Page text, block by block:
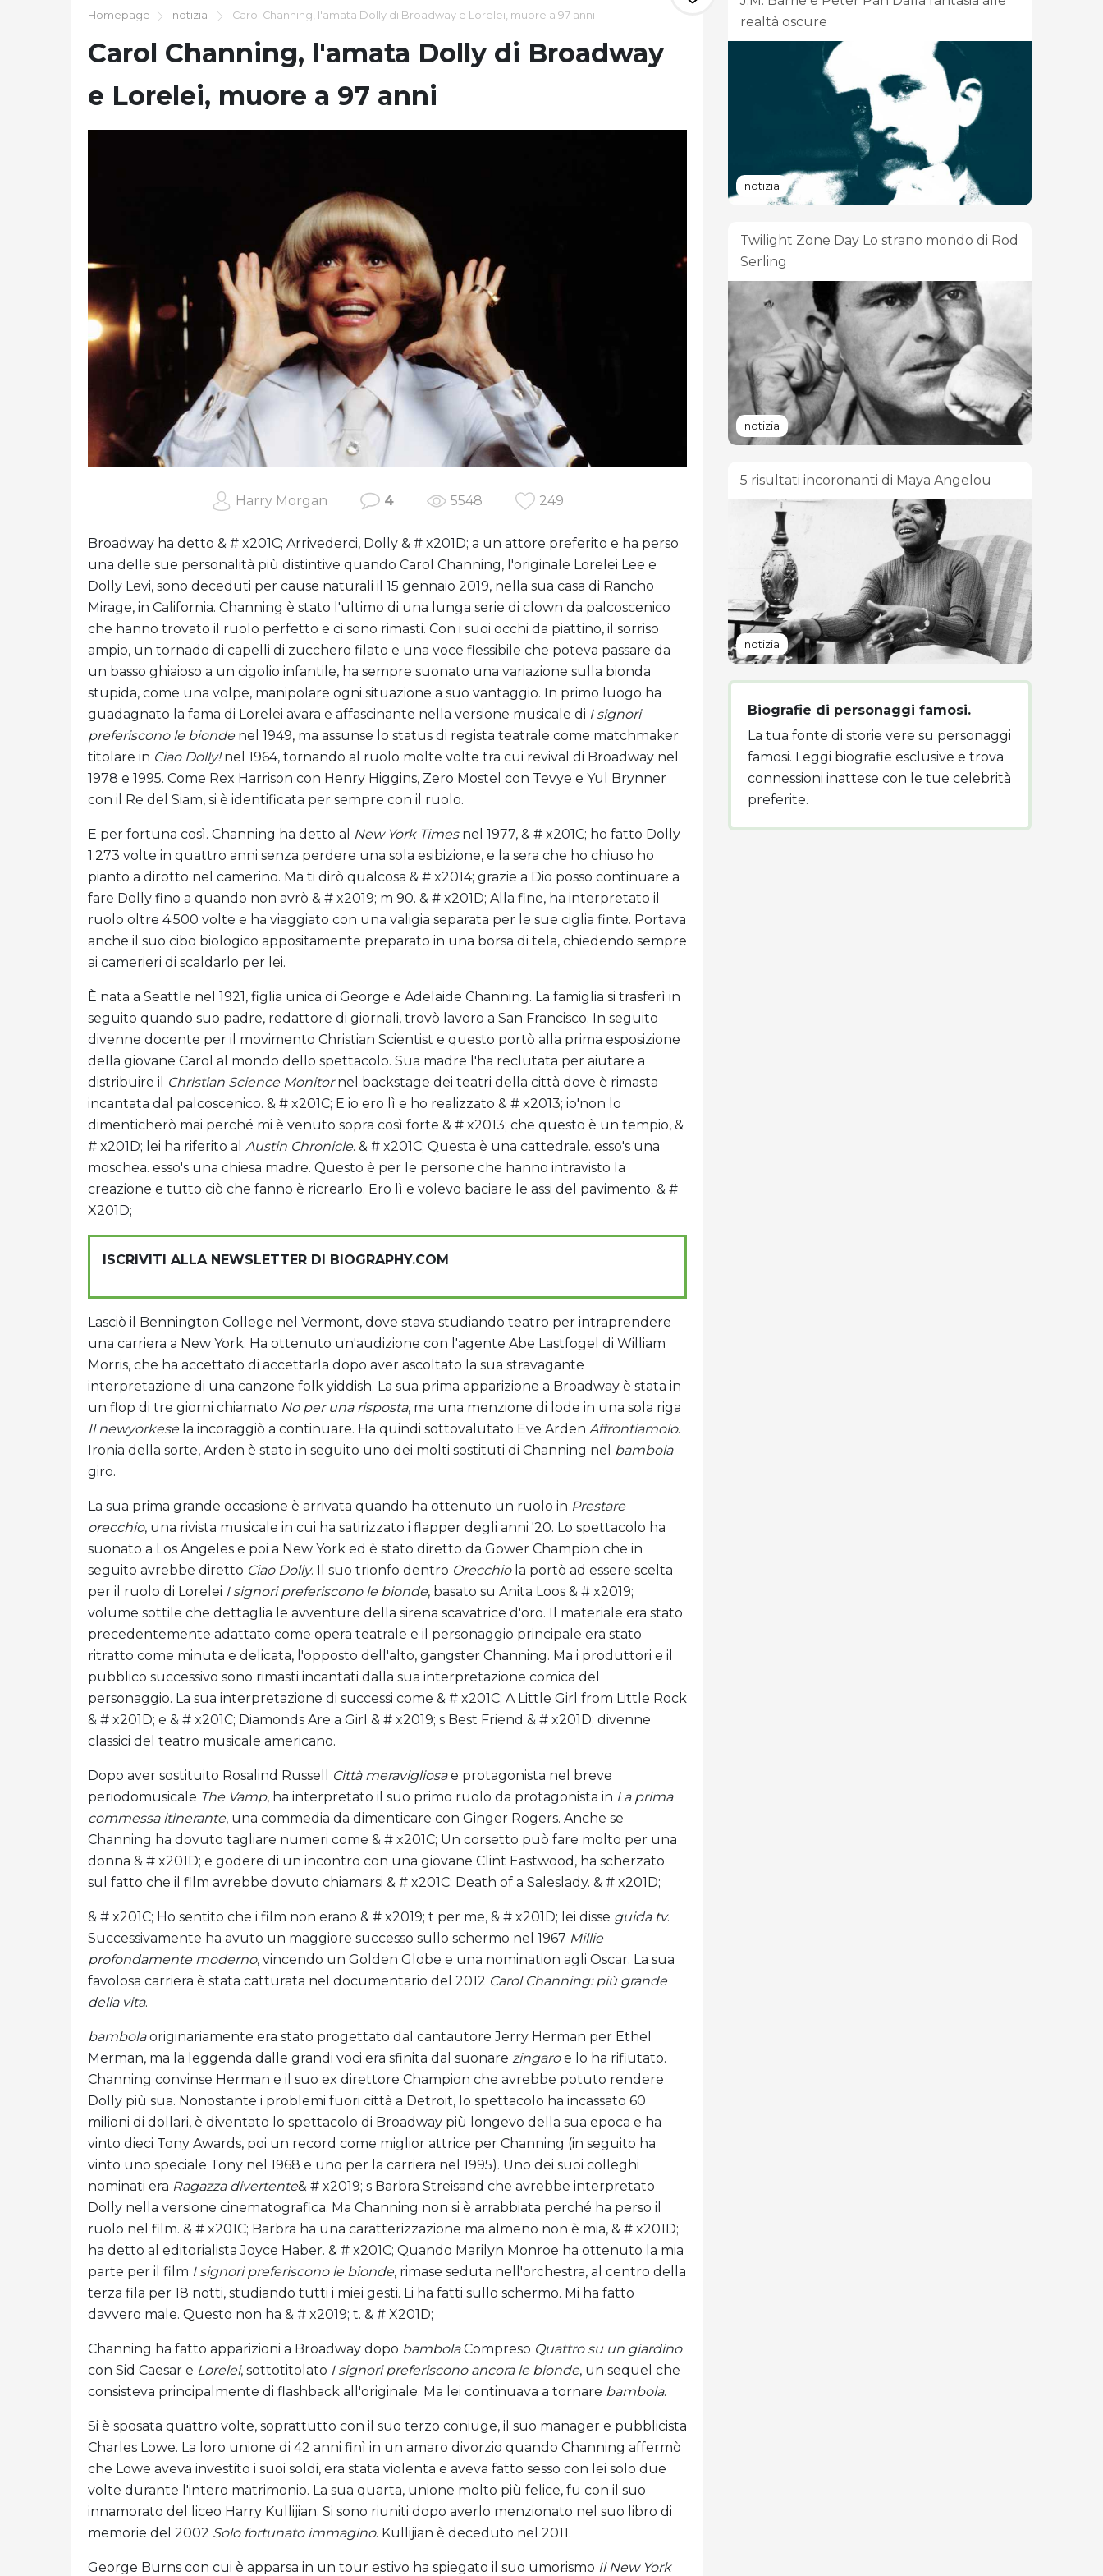
Homepage notizia Carol Channing, l'amata Dolly di Broadway e Lorelei, muore a 97 anni
Carol Channing, l'amata Dolly di Broadway
e Lorelei, muore a 97 anni
Harry Morgan 4 5548 249
Broadway ha detto & # x201C; Arrivederci, Dolly & # x201D; a un attore preferito e ha perso
una delle sue personalità più distintive quando Carol Channing, l'originale Lorelei Lee e
Dolly Levi, sono deceduti per cause naturali il 15 gennaio 2019, nella sua casa di Rancho
Mirage, in California. Channing è stato l'ultimo di una lunga serie di clown da palcoscenico
che hanno trovato il ruolo perfetto e ci sono rimasti. Con i suoi occhi da piattino, il sorriso
ampio, un tornado di capelli di zucchero filato e una voce flessibile che poteva passare da
un basso ghiaioso a un cigolio infantile, ha sempre suonato una variazione sulla bionda
stupida, come una volpe, manipolare ogni situazione a suo vantaggio. In primo luogo ha
guadagnato la fama di Lorelei avara e affascinante nella versione musicale di I signori
preferiscono le biondenel 1949, ma assunse lo status di regista teatrale come matchmaker
titolare in Ciao Dolly!nel 1964, tornando al ruolo molte volte tra cui revival di Broadway nel
1978 e 1995. Come Rex Harrison con Henry Higgins, Zero Mostel con Tevye e Yul Brynner
con il Re del Siam, si è identificata per sempre con il ruolo.
E per fortuna così. Channing ha detto al New York Timesnel 1977, & # x201C; ho fatto Dolly
1.273 volte in quattro anni senza perdere una sola esibizione, e la sera che ho chiuso ho
pianto a dirotto nel camerino. Ma ti dirò qualcosa & # x2014; grazie a Dio posso continuare a
fare Dolly fino a quando non avrò & # x2019; m 90. & # x201D; Alla fine, ha interpretato il
ruolo oltre 4.500 volte e ha viaggiato con una valigia separata per le sue ciglia finte. Portava
anche il suo cibo biologico appositamente preparato in una borsa di tela, chiedendo sempre
ai camerieri di scaldarlo per lei.
È nata a Seattle nel 1921, figlia unica di George e Adelaide Channing. La famiglia si trasferì in
seguito quando suo padre, redattore di giornali, trovò lavoro a San Francisco. In seguito
divenne docente per il movimento Christian Scientist e questo portò alla prima esposizione
della giovane Carol al mondo dello spettacolo. Sua madre l'ha reclutata per aiutare a
distribuire il
Christian Science Monitornel backstage dei teatri della città dove è rimasta
incantata dal palcoscenico. & # x201C; E io ero lì e ho realizzato & # x2013; io'non lo
dimenticherò mai perché mi è venuto sopra così forte & # x2013; che questo è un tempio, &
# x201D; lei ha riferito al Austin Chronicle. & # x201C; Questa è una cattedrale. esso's una
moschea. esso's una chiesa madre. Questo è per le persone che hanno intravisto la
creazione e tutto ciò che fanno è ricrearlo. Ero lì e volevo baciare le assi del pavimento. & #
X201D;
ISCRIVITI ALLA NEWSLETTER DI BIOGRAPHY.COM
Lasciò il Bennington College nel Vermont, dove stava studiando teatro per intraprendere
una carriera a New York. Ha ottenuto un'audizione con l'agente Abe Lastfogel di William
Morris, che ha accettato di accettarla dopo aver ascoltato la sua stravagante
interpretazione di una canzone folk yiddish. La sua prima apparizione a Broadway è stata in
un flop di tre giorni chiamato No per una risposta, ma una menzione di lode in una sola riga
Il newyorkesela incoraggiò a continuare. Ha quindi sottovalutato Eve Arden Affrontiamolo.
Ironia della sorte, Arden è stato in seguito uno dei molti sostituti di Channing nel bambola
giro.
La sua prima grande occasione è arrivata quando ha ottenuto un ruolo in Prestare
orecchio, una rivista musicale in cui ha satirizzato i flapper degli anni '20. Lo spettacolo ha
suonato a Los Angeles e poi a New York ed è stato diretto da Gower Champion che in
seguito avrebbe diretto Ciao Dolly. Il suo trionfo dentro Orecchio la portò ad essere scelta
per il ruolo di Lorelei I signori preferiscono le bionde, basato su Anita Loos & # x2019;
volume sottile che dettaglia le avventure della sirena scavatrice d'oro. Il materiale era stato
precedentemente adattato come opera teatrale e il personaggio principale era stato
ritratto come minuta e delicata, l'opposto dell'alto, gangster Channing. Ma i produttori e il
pubblico successivo sono rimasti incantati dalla sua interpretazione comica del
personaggio. La sua interpretazione di successi come & # x201C; A Little Girl from Little Rock
& # x201D; e & # x201C; Diamonds Are a Girl & # x2019; s Best Friend & # x201D; divenne
classici del teatro musicale americano.
Dopo aver sostituito Rosalind Russell Città meravigliosae protagonista nel breve
periodomusicale The Vamp, ha interpretato il suo primo ruolo da protagonista in La prima
commessa itinerante, una commedia da dimenticare con Ginger Rogers. Anche se
Channing ha dovuto tagliare numeri come & # x201C; Un corsetto può fare molto per una
donna & # x201D; e godere di un incontro con una giovane Clint Eastwood, ha scherzato
sul fatto che il film avrebbe dovuto chiamarsi & # x201C; Death of a Saleslady. & # x201D;
& # x201C; Ho sentito che i film non erano & # x2019; t per me, & # x201D; lei disse guida tv.
Successivamente ha avuto un maggiore successo sullo schermo nel 1967 Millie
profondamente moderno, vincendo un Golden Globe e una nomination agli Oscar. La sua
favolosa carriera è stata catturata nel documentario del 2012 Carol Channing: più grande
della vita.
bambolaoriginariamente era stato progettato dal cantautore Jerry Herman per Ethel
Merman, ma la leggenda dalle grandi voci era sfinita dal suonare zingaroe lo ha rifiutato.
Channing convinse Herman e il suo ex direttore Champion che avrebbe potuto rendere
Dolly più sua. Nonostante i problemi fuori città a Detroit, lo spettacolo ha incassato 60
milioni di dollari, è diventato lo spettacolo di Broadway più longevo della sua epoca e ha
vinto dieci Tony Awards, poi un record come miglior attrice per Channing (in seguito ha
vinto uno speciale Tony nel 1968 e uno per la carriera nel 1995). Uno dei suoi colleghi
nominati era Ragazza divertente& # x2019; s Barbra Streisand che avrebbe interpretato
Dolly nella versione cinematografica. Ma Channing non si è arrabbiata perché ha perso il
ruolo nel film. & # x201C; Barbra ha una caratterizzazione ma almeno non è mia, & # x201D;
ha detto al editorialista Joyce Haber. & # x201C; Quando Marilyn Monroe ha ottenuto la mia
parte per il film I signori preferiscono le bionde, rimase seduta nell'orchestra, al centro della
terza fila per 18 notti, studiando tutti i miei gesti. Li ha fatti sullo schermo. Mi ha fatto
davvero male. Questo non ha & # x2019; t. & # X201D;
Channing ha fatto apparizioni a Broadway dopo bambolaCompreso Quattro su un giardino
con Sid Caesar e Lorelei, sottotitolato I signori preferiscono ancora le bionde, un sequel che
consisteva principalmente di flashback all'originale. Ma lei continuava a tornare bambola.
Si è sposata quattro volte, soprattutto con il suo terzo coniuge, il suo manager e pubblicista
Charles Lowe. La loro unione di 42 anni finì in un amaro divorzio quando Channing affermò
che Lowe aveva investito i suoi soldi, era stata violenta e aveva fatto sesso con lei solo due
volte durante l'intero matrimonio. La sua quarta, unione molto più felice, fu con il suo
innamorato del liceo Harry Kullijian. Si sono riuniti dopo averlo menzionato nel suo libro di
memorie del 2002 Solo fortunato immagino. Kullijian è deceduto nel 2011.
George Burns con cui è apparsa in un tour estivo ha spiegato il suo umorismo Il New York
realtà oscure
notizia
Twilight Zone Day Lo strano mondo di Rod
Serling
notizia
5 risultati incoronanti di Maya Angelou
notizia
Biografie di personaggi famosi.
La tua fonte di storie vere su personaggi
famosi. Leggi biografie esclusive e trova
connessioni inattese con le tue celebrità
preferite.